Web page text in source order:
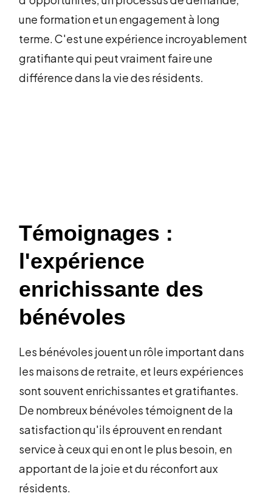
une formation et un engagement à long
terme. C'est une expérience incroyablement
gratifiante qui peut vraiment faire une
différence dans la vie des résidents.
Témoignages :
l'expérience
enrichissante des
bénévoles
Les bénévoles jouent un rôle important dans
les maisons de retraite, et leurs expériences
sont souvent enrichissantes et gratifiantes.
De nombreux bénévoles témoignent de la
satisfaction qu'ils éprouvent en rendant
service à ceux qui en ont le plus besoin, en
apportant de la joie et du réconfort aux
résidents.